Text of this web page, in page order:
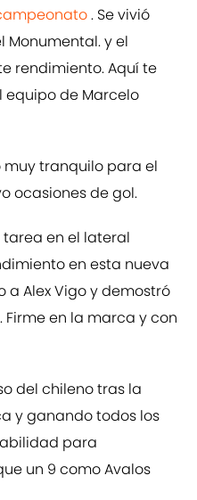
. Se vivió
Monumental. y el
rendimiento. Aquí te
de Marcelo
muy tranquilo para el
ocasiones de gol.
tarea en el lateral
en esta nueva
a Alex Vigo y demostró
en la marca y con
del chileno tras la
y ganando todos los
para
un 9 como Avalos